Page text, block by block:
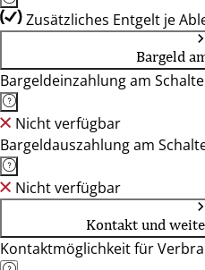
Zusätzliches Entgelt je
Bargeld
Bargeldeinzahlung am
Nicht verfügbar
Bargeldauszahlung am
Nicht verfügbar
Kontakt und
Kontaktmöglichkeit für